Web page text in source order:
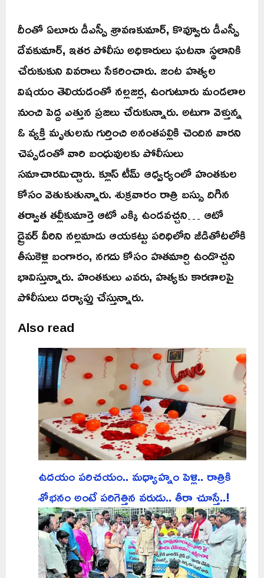
దీంతో ఏలూరు డీఎస్పీ శ్రావణకుమార్, కొవ్వూరు డీఎస్పీ
దేవకుమార్, ఇతర పోలీసు అధికారులు ఘటనా స్థలానికి
చేరుకుకుని వివరాలు సేకరించారు. జంట హత్యల
విషయం తెలియడంతో నల్లజర్ల, ఉంగుటూరు మండలాల
నుంచి పెద్ద ఎత్తున ప్రజలు చేరుకున్నారు. అటుగా వెళ్తున్న
ఓ వ్యక్తి మృతులను గుర్తించి అనంతపల్లికి చెందిన వారని
చెప్పడంతో వారి బంధువులకు పోలీసులు
సమాచారమిచ్చారు. క్లూస్ టీమ్ ఆధ్వర్యంలో హంతకుల
కోసం వెతుకుతున్నారు. శుక్రవారం రాత్రి బస్సు దిగిన
తర్వాత తల్లీకుమార్తె ఆటో ఎక్కి ఉండవచ్చని… ఆటో
డ్రైవర్ వీరిని నల్లమాడు ఆయకట్టు పరిధిలోని జీడితోటలోకి
తీసుకెళ్లి బంగారం, నగదు కోసం హతమార్చి ఉండొచ్చని
భావిస్తున్నారు. హంతకులు ఎవరు, హత్యకు కారణాలపై
పోలీసులు దర్యాప్తు చేస్తున్నారు.
Also read
ఉదయం పరిచయం.. మధ్యాహ్నం పెళ్లి.. రాత్రికి
శోభనం అంటే పరిగెత్తిన వరుడు.. తీరా చూస్తే..!